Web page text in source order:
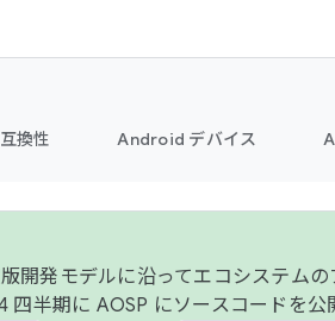
互換性 Android デバイス
開発モデルに沿ってエコシステム
四半期に AOSP にソースコードを